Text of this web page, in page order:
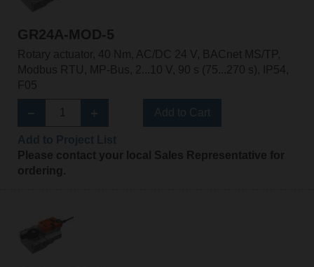
GR24A-MOD-5
Rotary actuator, 40 Nm, AC/DC 24 V, BACnet MS/TP,
Modbus RTU, MP-Bus, 2...10 V, 90 s (75...270 s), IP54,
F05
Please contact your local Sales Representative for
ordering.